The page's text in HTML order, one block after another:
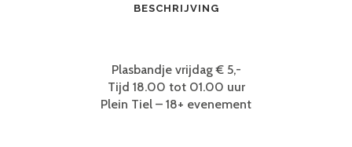
BESCHRIJVING
Plasbandje vrijdag € 5,-
Tijd 18.00 tot 01.00 uur
Plein Tiel – 18+ evenement